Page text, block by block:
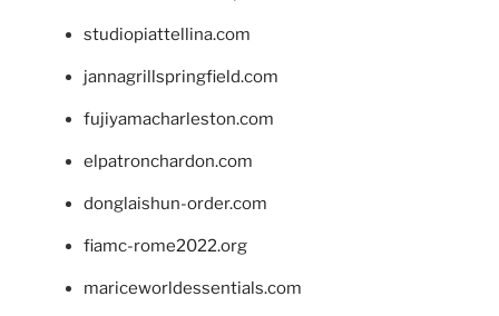
studiopiattellina.com
jannagrillspringfield.com
fujiyamacharleston.com
elpatronchardon.com
donglaishun-order.com
fiamc-rome2022.org
mariceworldessentials.com